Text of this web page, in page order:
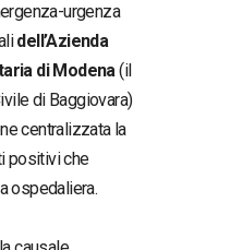
urgenza
dell’Azienda
di Modena(il
di Baggiovara)
centralizzata la
positivi che
ospedaliera.